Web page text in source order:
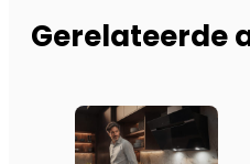
Gerelateerde